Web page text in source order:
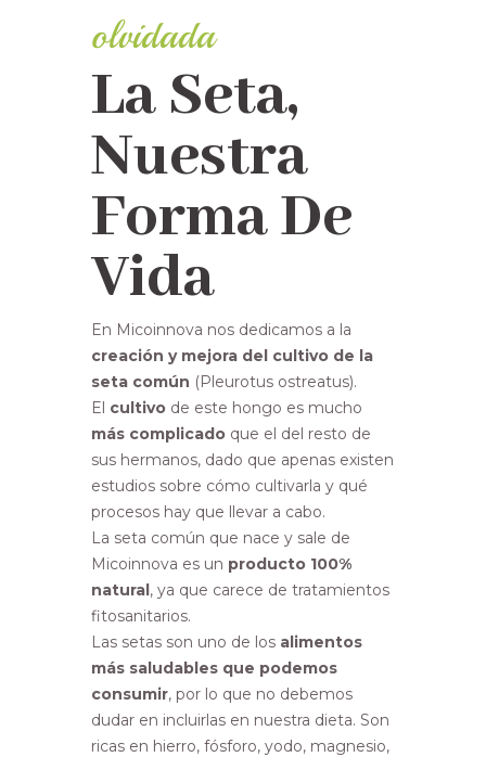
olvidada
La Seta,
Nuestra
Forma De
Vida
En Micoinnova nos dedicamos a la
creación y mejora del cultivo de la
seta común (Pleurotus ostreatus).
El cultivo de este hongo es mucho
más complicado que el del resto de
sus hermanos, dado que apenas existen
estudios sobre cómo cultivarla y qué
procesos hay que llevar a cabo.
La seta común que nace y sale de
Micoinnova es un producto 100%
natural, ya que carece de tratamientos
fitosanitarios.
Las setas son uno de los alimentos
más saludables que podemos
consumir, por lo que no debemos
dudar en incluirlas en nuestra dieta. Son
ricas en hierro, fósforo, yodo, magnesio,